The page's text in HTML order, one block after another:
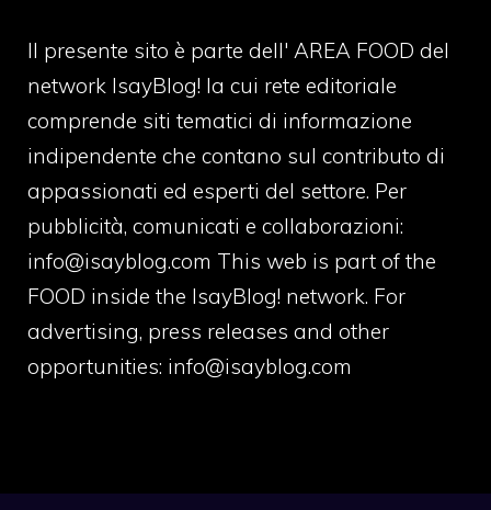
Il presente sito è parte dell' AREA FOOD del
network IsayBlog! la cui rete editoriale
comprende siti tematici di informazione
indipendente che contano sul contributo di
appassionati ed esperti del settore. Per
pubblicità, comunicati e collaborazioni:
info@isayblog.com This web is part of the
FOOD inside the IsayBlog! network. For
advertising, press releases and other
opportunities: info@isayblog.com